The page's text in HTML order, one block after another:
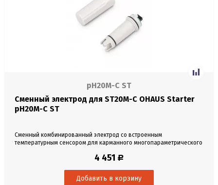
pH20М-C ST
Сменный электрод для ST20M-C OHAUS Starter
pH20М-C ST
Сменный комбинированный электрод со встроенным
температурным сенсором для карманного многопараметрического
электропроводности 0–19,99 мСм/см, солености 0,0–10,0 промилле.
4 451 Р